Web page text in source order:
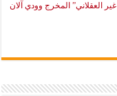
العقلاني” المخرج وودي آلان